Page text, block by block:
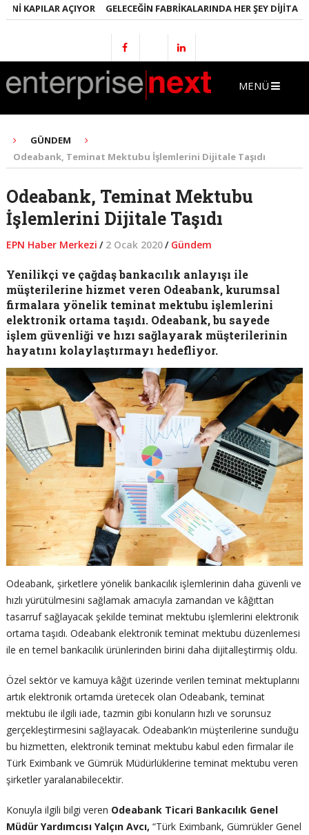
KAPILAR AÇIYOR GELECEĞIN FABRIKALARINDA HER ŞEY DIJITAL
MENÜ
GÜNDEM
Odeabank, Teminat Mektubu İşlemlerini Dijitale Taşıdı
Odeabank, Teminat Mektubu
İşlemlerini Dijitale Taşıdı
EPN Haber Merkezi / 2 Ocak 2020/ Gündem
Yenilikçi ve çağdaş bankacılık anlayışı ile
müşterilerine hizmet veren Odeabank, kurumsal
firmalara yönelik teminat mektubu işlemlerini
elektronik ortama taşıdı. Odeabank, bu sayede
işlem güvenliği ve hızı sağlayarak müşterilerinin
hayatını kolaylaştırmayı hedefliyor.
Odeabank, şirketlere yönelik bankacılık işlemlerinin daha güvenli ve
hızlı yürütülmesini sağlamak amacıyla zamandan ve kâğıttan
tasarruf sağlayacak şekilde teminat mektubu işlemlerini elektronik
ortama taşıdı. Odeabank elektronik teminat mektubu düzenlemesi
ile en temel bankacılık ürünlerinden birini daha dijitalleştirmiş oldu.
Özel sektör ve kamuya kâğıt üzerinde verilen teminat mektuplarını
artık elektronik ortamda üretecek olan Odeabank, teminat
mektubu ile ilgili iade, tazmin gibi konuların hızlı ve sorunsuz
gerçekleştirmesini sağlayacak. Odeabank’ın müşterilerine sunduğu
bu hizmetten, elektronik teminat mektubu kabul eden firmalar ile
Türk Eximbank ve Gümrük Müdürlüklerine teminat mektubu veren
şirketler yaralanabilecektir.
Konuyla ilgili bilgi veren Odeabank Ticari Bankacılık Genel
Müdür Yardımcısı Yalçın Avcı, “Türk Eximbank, Gümrükler Genel